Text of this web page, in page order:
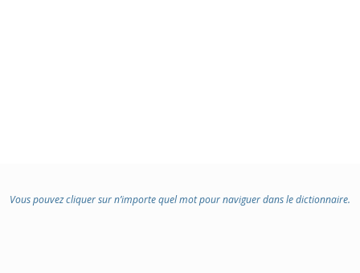
Vous pouvez cliquer sur n’importe quel mot pour naviguer dans le dictionnaire.